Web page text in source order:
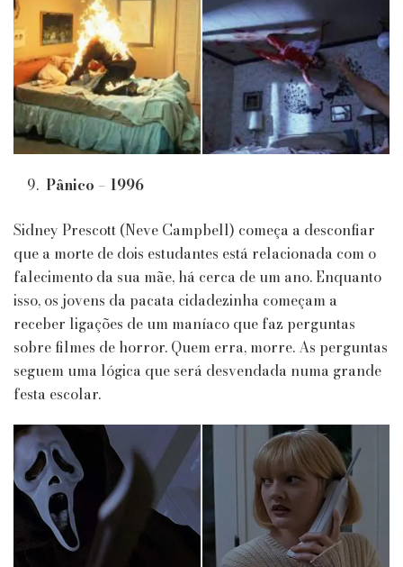
Pânico – 1996
Sidney Prescott (Neve Campbell) começa a desconfiar
que a morte de dois estudantes está relacionada com o
falecimento da sua mãe, há cerca de um ano. Enquanto
isso, os jovens da pacata cidadezinha começam a
receber ligações de um maníaco que faz perguntas
sobre filmes de horror. Quem erra, morre. As perguntas
seguem uma lógica que será desvendada numa grande
festa escolar.